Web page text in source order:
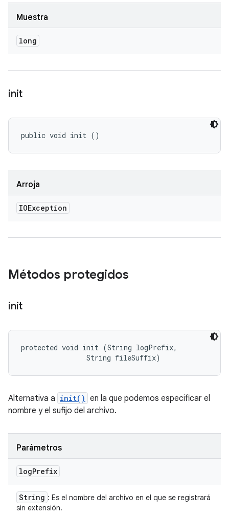
Muestra
long
init
public void init ()
Arroja
IOException
Métodos protegidos
init
protected void init (String logPrefix,
                String fileSuffix)
Alternativa a init() en la que podemos especificar el
nombre y el sufijo del archivo.
Parámetros
logPrefix
String : Es el nombre del archivo en el que se registrará
sin extensión.